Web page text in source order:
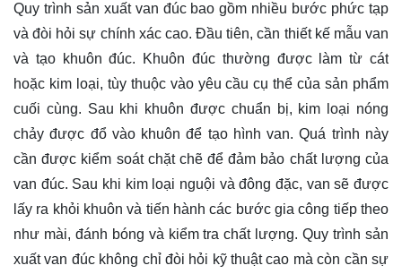
Quy trình sản xuất van đúc bao gồm nhiều bước phức tạp
và đòi hỏi sự chính xác cao. Đầu tiên, cần thiết kế mẫu van
và tạo khuôn đúc. Khuôn đúc thường được làm từ cát
hoặc kim loại, tùy thuộc vào yêu cầu cụ thể của sản phẩm
cuối cùng. Sau khi khuôn được chuẩn bị, kim loại nóng
chảy được đổ vào khuôn để tạo hình van. Quá trình này
cần được kiểm soát chặt chẽ để đảm bảo chất lượng của
van đúc. Sau khi kim loại nguội và đông đặc, van sẽ được
lấy ra khỏi khuôn và tiến hành các bước gia công tiếp theo
như mài, đánh bóng và kiểm tra chất lượng. Quy trình sản
xuất van đúc không chỉ đòi hỏi kỹ thuật cao mà còn cần sự